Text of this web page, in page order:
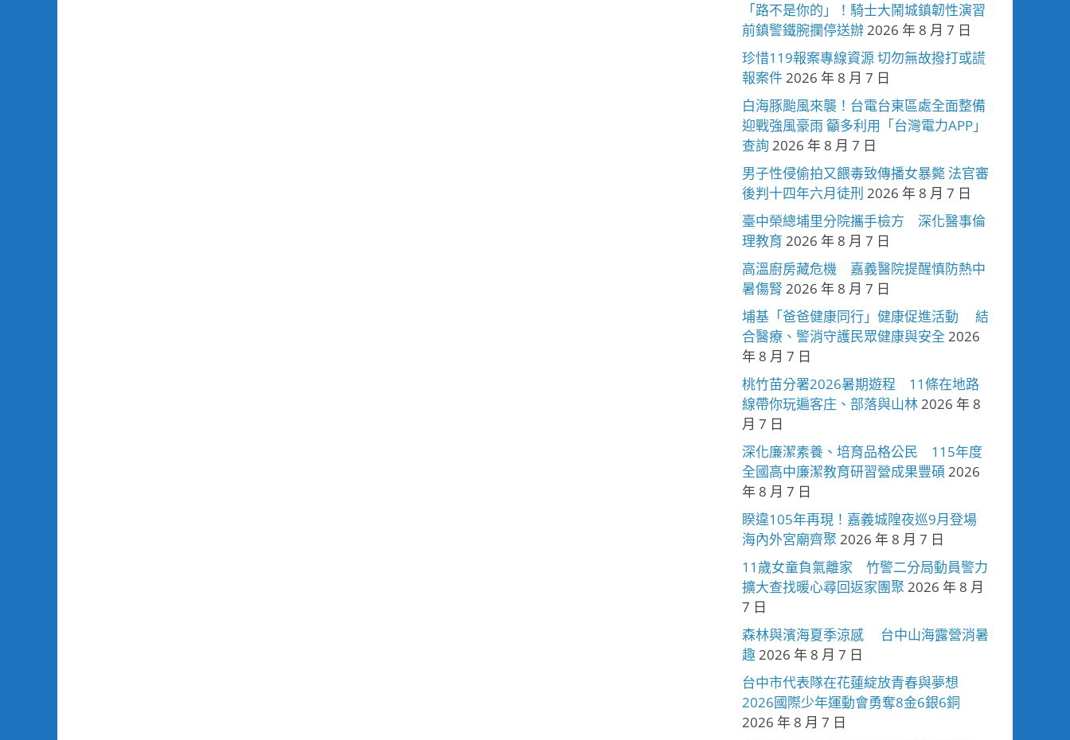
「路不是你的」！騎士大鬧城鎮韌性演習
前鎮警鐵腕攔停送辦2026 年 8 月 7 日
珍惜119報案專線資源 切勿無故撥打或謊
報案件2026 年 8 月 7 日
白海豚颱風來襲！台電台東區處全面整備
迎戰強風豪雨 籲多利用「台灣電力APP」
查詢 2026 年 8 月 7 日
男子性侵偷拍又餵毒致傳播女暴斃 法官審
後判十四年六月徒刑 2026 年 8 月 7 日
臺中榮總埔里分院攜手檢方 深化醫事倫
理教育 2026 年 8 月 7 日
高溫廚房藏危機 嘉義醫院提醒慎防熱中
暑傷腎 2026 年 8 月 7 日
埔基「爸爸健康同行」健康促進活動 結
合醫療、警消守護民眾健康與安全 2026
年 8 月 7 日
桃竹苗分署2026暑期遊程 11條在地路
線帶你玩遍客庄、部落與山林2026 年 8
月 7 日
深化廉潔素養、培育品格公民 115年度
全國高中廉潔教育研習營成果豐碩 2026
年 8 月 7 日
睽違105年再現！嘉義城隍夜巡9月登場
海內外宮廟齊聚 2026 年 8 月 7 日
11歲女童負氣離家 竹警二分局動員警力
擴大查找暖心尋回返家團聚 2026 年 8 月
7 日
森林與濱海夏季涼感 台中山海露營消暑
趣2026 年 8 月 7 日
台中市代表隊在花蓮綻放青春與夢想
2026國際少年運動會勇奪8金6銀6銅
2026 年 8 月 7 日